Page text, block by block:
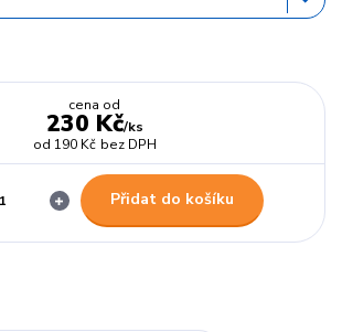
cena od
230 Kč/ks
od 190 Kč bez DPH
Přidat do košíku